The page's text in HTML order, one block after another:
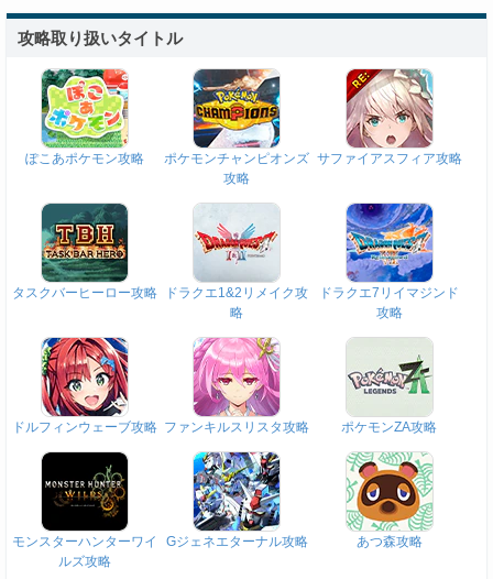
攻略取り扱いタイトル
ぽこあポケモン攻略
ポケモンチャンピオンズ
攻略
サファイアスフィア攻略
タスクバーヒーロー攻略
ドラクエ1&2リメイク攻
略
ドラクエ7リイマジンド
攻略
ドルフィンウェーブ攻略 ファンキルスリスタ攻略 ポケモンZA攻略
モンスターハンターワイ
ルズ攻略
Gジェネエターナル攻略 あつ森攻略